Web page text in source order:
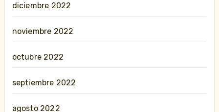
diciembre 2022
noviembre 2022
octubre 2022
septiembre 2022
agosto 2022